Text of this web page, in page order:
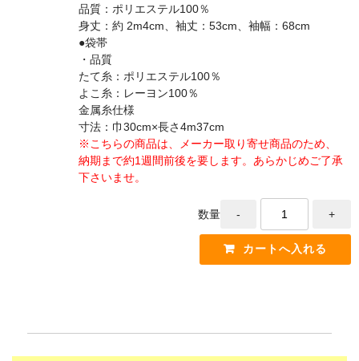
品質：ポリエステル100％
身丈：約 2m4cm、袖丈：53cm、袖幅：68cm
●袋帯
・品質
たて糸：ポリエステル100％
よこ糸：レーヨン100％
金属糸仕様
寸法：巾30cm×長さ4m37cm
※こちらの商品は、メーカー取り寄せ商品のため、
納期まで約1週間前後を要します。あらかじめご了承
下さいませ。
数量